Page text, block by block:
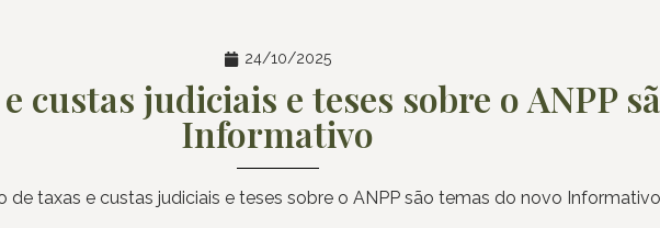
24/10/2025
custas judiciais e teses sobre o ANPP
Informativo
de taxas e custas judiciais e teses sobre o ANPP são temas do novo Informativo